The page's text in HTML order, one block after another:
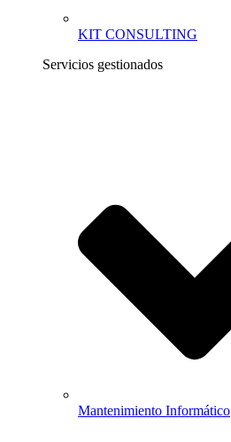
KIT CONSULTING
Servicios gestionados
Mantenimiento Informático